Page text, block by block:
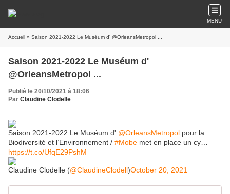
MENU
Accueil » Saison 2021-2022 Le Muséum d' @OrleansMetropol ...
Saison 2021-2022 Le Muséum d'
@OrleansMetropol ...
Publié le 20/10/2021 à 18:06
Par Claudine Clodelle
Saison 2021-2022 Le Muséum d' @OrleansMetropol pour la
Biodiversité et l’Environnement / #Mobe met en place un cy…
https://t.co/UfqE29PshM
Claudine Clodelle (@ClaudineClodell)October 20, 2021